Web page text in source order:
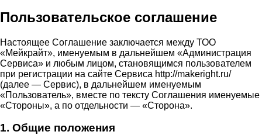
Пользовательское соглашение
Настоящее Соглашение заключается между ТОО
«Мейкрайт», именуемым в дальнейшем «Администрация
Сервиса» и любым лицом, становящимся пользователем
при регистрации на сайте Сервиса http://makeright.ru/
(далее — Сервис), в дальнейшем именуемым
«Пользователь», вместе по тексту Соглашения именуемые
«Стороны», а по отдельности — «Сторона».
1. Общие положения